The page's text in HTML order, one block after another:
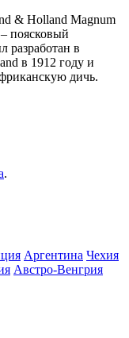
& Holland Magnum
поясковый
разработан в
в 1912 году и
дичь.
.
Аргентина Чехия
Австро-Венгрия